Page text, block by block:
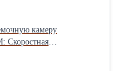
камеру
Электрошнур. Коробка